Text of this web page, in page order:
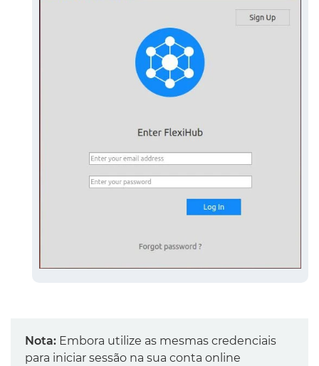
Nota: Embora utilize as mesmas credenciais
para iniciar sessão na sua conta online